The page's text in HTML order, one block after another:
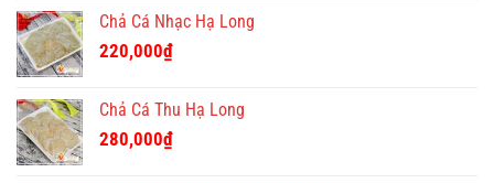
390,000₫. là:
Chả Cá Nhạc Hạ Long
220,000₫
Chả Cá Thu Hạ Long
280,000₫